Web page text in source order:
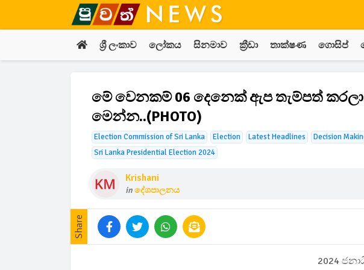
ශ්‍රී ලංකාව ලෝකය සිනමාව ක්‍රීඩා තාක්ෂණ ගොසිප්
මේ වෙනකම් 06 දෙනෙක් ඇප තැම්පත්
මෙන්න..(PHOTO)
Election Commission of Sri Lanka Election Latest Headlines
Decision
Sri Lanka Presidential Election 2024
Krishani
inදේශපාලනය
Share
2024